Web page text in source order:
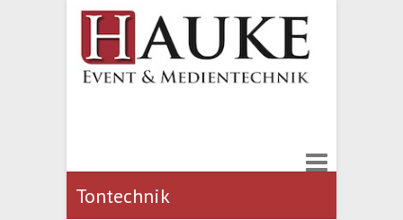
Tontechnik